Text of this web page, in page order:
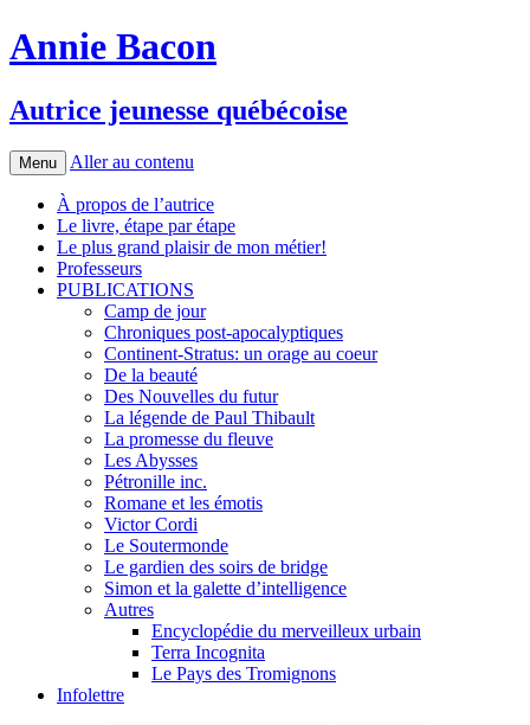
Annie Bacon
Autrice jeunesse québécoise
Menu Aller au contenu
À propos de l’autrice
Le livre, étape par étape
Le plus grand plaisir de mon métier!
Professeurs
PUBLICATIONS
Camp de jour
Chroniques post-apocalyptiques
Continent-Stratus: un orage au coeur
De la beauté
Des Nouvelles du futur
La légende de Paul Thibault
La promesse du fleuve
Les Abysses
Pétronille inc.
Romane et les émotis
Victor Cordi
Le Soutermonde
Le gardien des soirs de bridge
Simon et la galette d’intelligence
Autres
Encyclopédie du merveilleux urbain
Terra Incognita
Le Pays des Tromignons
Infolettre